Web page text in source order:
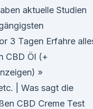
aktuelle Studien
3 Tagen Erfahre
CBD Öl (+
»
| Was sagt die
CBD Creme Test